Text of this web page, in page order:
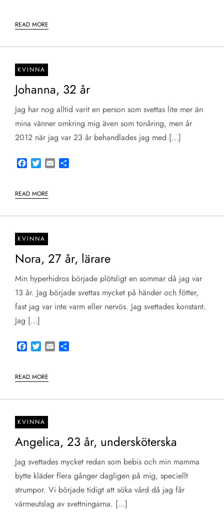
READ MORE
KVINNA
Johanna, 32 år
Jag har nog alltid varit en person som svettas lite mer än
mina vänner omkring mig även som tonåring, men år
2012 när jag var 23 år behandlades jag med […]
Facebook
TwitterEmail
READ MORE
KVINNA
Nora, 27 år, lärare
Min hyperhidros började plötsligt en sommar då jag var
13 år. Jag började svettas mycket på händer och fötter,
fast jag var inte varm eller nervös. Jag svettades konstant.
Jag […]
Facebook
TwitterEmail
READ MORE
KVINNA
Angelica, 23 år, undersköterska
Jag svettades mycket redan som bebis och min mamma
bytte kläder flera gånger dagligen på mig, speciellt
strumpor. Vi började tidigt att söka vård då jag får
värmeutslag av svettningarna. […]